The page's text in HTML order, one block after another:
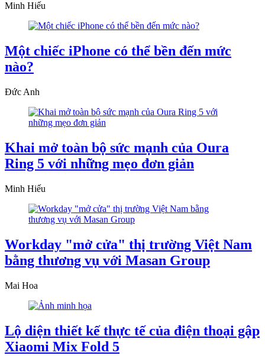
Minh Hiếu
Một chiếc iPhone có thể bền đến mức
nào?
Đức Anh
Khai mở toàn bộ sức mạnh của Oura
Ring 5 với những mẹo đơn giản
Minh Hiếu
Workday "mở cửa" thị trường Việt Nam
bằng thương vụ với Masan Group
Mai Hoa
Lộ diện thiết kế thực tế của điện thoại gập
Xiaomi Mix Fold 5